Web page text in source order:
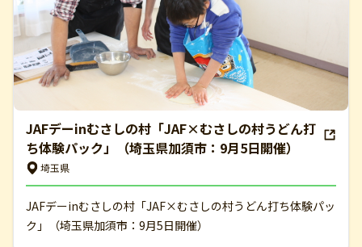
JAFデーinむさしの村「JAF×むさしの村うどん打
ち体験パック」（埼玉県加須市：9月5日開催）
埼玉県
JAFデーinむさしの村「JAF×むさしの村うどん打ち体験パッ
ク」（埼玉県加須市：9月5日開催）